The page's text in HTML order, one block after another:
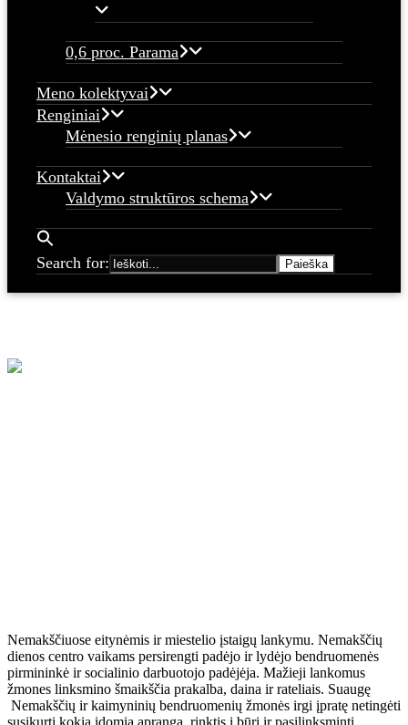
0,6 proc. Parama
Meno kolektyvai
Renginiai
Mėnesio renginių planas
Kontaktai
Valdymo struktūros schema
Search for:
Nemakščiuose eitynėmis ir miestelio įstaigų lankymu. Nemakščių
dienos centro vaikams persirengti padėjo ir lydėjo bendruomenės
pirmininkė ir socialinio darbuotojo padėjėja. Mažieji lankomus
žmones linksmino šmaikščia prakalba, daina ir rateliais. Suaugę
Nemakščių ir kaimyninių bendruomenių žmonės irgi įpratę netingėti
susikurti kokią įdomią aprangą, rinktis į būrį ir pasilinksminti.